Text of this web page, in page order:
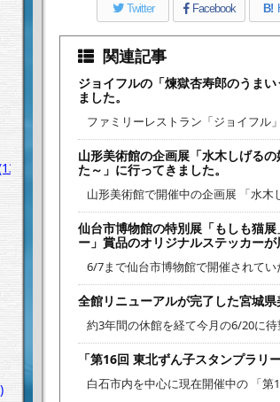
Twitter Facebook B!
関連記事
ジョイフルの「煉獄杏寿郎のうま
ました。
ファミリーレストラン「ジョイフル
山形美術館の企画展「水木しげる
た～」に行ってきました。
山形美術館で開催中の企画展 「水木
仙台市博物館の特別展「もしも猫
ー」賞品のオリジナルステッカーが
6/7まで仙台市博物館で開催されて
全館リニューアルが完了した宮城県
約3年間の休館を経て今月の6/20に
「第16回 東北ずん子スタンプラリ
白石市内を中心に現在開催中の 「第